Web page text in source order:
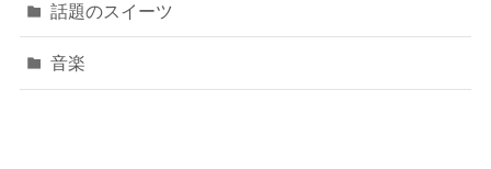
話題のスイーツ
音楽